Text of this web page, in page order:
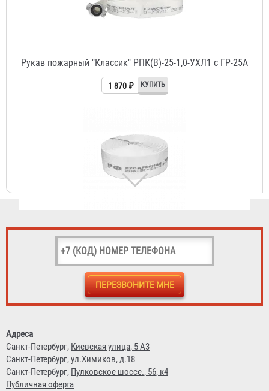
1 870 ₽
Рукав пожарный "Классик" РПК(В)-50-1,0-УХЛ1
1 740 ₽
Адреса
Санкт-Петербург, Киевская улица, 5 А3
Санкт-Петербург,ул.Химиков, д.18
Санкт-Петербург, Пулковское шоссе., 56, к4
Публичная оферта